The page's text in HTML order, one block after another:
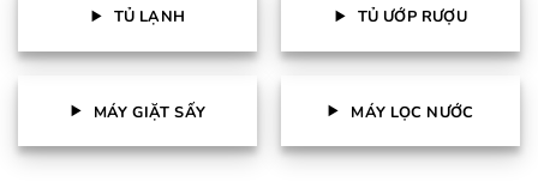
TỦ LẠNH TỦ ƯỚP RƯỢU
MÁY GIẶT SẤY MÁY LỌC NƯỚC